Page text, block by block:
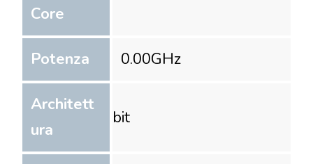
Core
Potenza 0.00GHz
Architett
ura
bit